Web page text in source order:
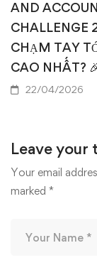
AND
CHALLENGE
CHẠM TAY
CAO NHẤT?
22/04/2026
Leave your
Your email
marked *